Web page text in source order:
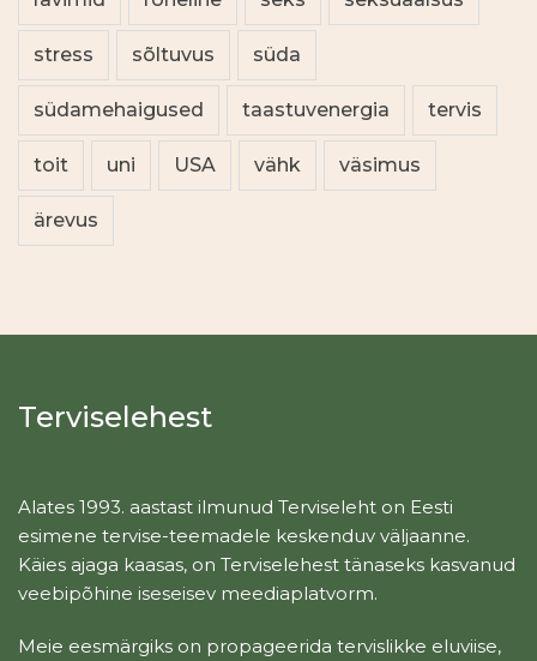
stress sõltuvus süda
südamehaigused taastuvenergia tervis
toit uni USA vähk väsimus
ärevus
Terviselehest
Alates 1993. aastast ilmunud Terviseleht on Eesti
esimene tervise-teemadele keskenduv väljaanne.
Käies ajaga kaasas, on Terviselehest tänaseks kasvanud
veebipõhine iseseisev meediaplatvorm.
Meie eesmärgiks on propageerida tervislikke eluviise,